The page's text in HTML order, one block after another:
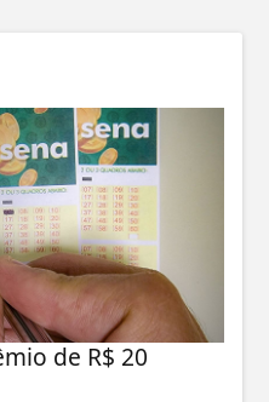
de R$ 20